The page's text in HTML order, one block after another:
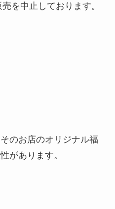
を中止しております。
のお店のオリジナル福
があります。